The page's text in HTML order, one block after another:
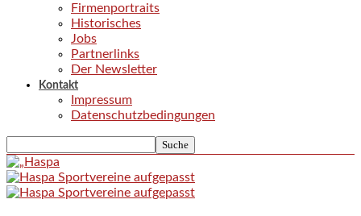
Firmenportraits
Historisches
Jobs
Partnerlinks
Der Newsletter
Kontakt
Impressum
Datenschutzbedingungen